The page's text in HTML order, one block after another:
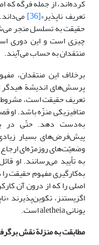
کرده‌اند، از جمله فرگه که
تعریف ناپذیر»[36]
حقیقت به تسلسل منجر
چیزی است و این دوری
منتقدان به حساب می‌آیند.
برخلاف این منتقدان،
پرسش‌های اندیشة هیدگر
تعریف حقیقت است، مشروط
متافیزیکی منزّه باشد. او
به‌دست دهد. حتّی در
پیش‌فرض‌های بسیار
وضعیّت‌های روزمرّه‌ای ارجاع
به تأیید می‌رسانند. او
به‌کارگیری مفهوم حقیقت
اصلی را که از درون آن
یونانی aletheia است.
مطابقت به منزلة نقش